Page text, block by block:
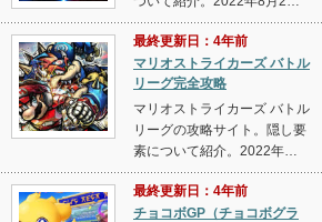
最終更新日：4年前
マリオストライカーズ バトル
リーグ完全攻略
マリオストライカーズ バトル
リーグの攻略サイト。隠し要
素について紹介。2022年…
最終更新日：4年前
チョコボGP（チョコボグラ